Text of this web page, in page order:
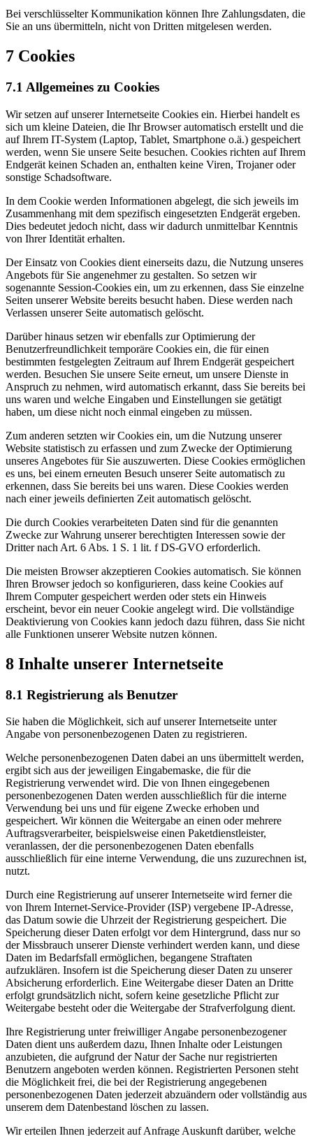
Bei verschlüsselter Kommunikation können Ihre Zahlungsdaten, die
Sie an uns übermitteln, nicht von Dritten mitgelesen werden.
7 Cookies
7.1 Allgemeines zu Cookies
Wir setzen auf unserer Internetseite Cookies ein. Hierbei handelt es
sich um kleine Dateien, die Ihr Browser automatisch erstellt und die
auf Ihrem IT-System (Laptop, Tablet, Smartphone o.ä.) gespeichert
werden, wenn Sie unsere Seite besuchen. Cookies richten auf Ihrem
Endgerät keinen Schaden an, enthalten keine Viren, Trojaner oder
sonstige Schadsoftware.
In dem Cookie werden Informationen abgelegt, die sich jeweils im
Zusammenhang mit dem spezifisch eingesetzten Endgerät ergeben.
Dies bedeutet jedoch nicht, dass wir dadurch unmittelbar Kenntnis
von Ihrer Identität erhalten.
Der Einsatz von Cookies dient einerseits dazu, die Nutzung unseres
Angebots für Sie angenehmer zu gestalten. So setzen wir
sogenannte Session-Cookies ein, um zu erkennen, dass Sie einzelne
Seiten unserer Website bereits besucht haben. Diese werden nach
Verlassen unserer Seite automatisch gelöscht.
Darüber hinaus setzen wir ebenfalls zur Optimierung der
Benutzerfreundlichkeit temporäre Cookies ein, die für einen
bestimmten festgelegten Zeitraum auf Ihrem Endgerät gespeichert
werden. Besuchen Sie unsere Seite erneut, um unsere Dienste in
Anspruch zu nehmen, wird automatisch erkannt, dass Sie bereits bei
uns waren und welche Eingaben und Einstellungen sie getätigt
haben, um diese nicht noch einmal eingeben zu müssen.
Zum anderen setzten wir Cookies ein, um die Nutzung unserer
Website statistisch zu erfassen und zum Zwecke der Optimierung
unseres Angebotes für Sie auszuwerten. Diese Cookies ermöglichen
es uns, bei einem erneuten Besuch unserer Seite automatisch zu
erkennen, dass Sie bereits bei uns waren. Diese Cookies werden
nach einer jeweils definierten Zeit automatisch gelöscht.
Die durch Cookies verarbeiteten Daten sind für die genannten
Zwecke zur Wahrung unserer berechtigten Interessen sowie der
Dritter nach Art. 6 Abs. 1 S. 1 lit. f DS-GVO erforderlich.
Die meisten Browser akzeptieren Cookies automatisch. Sie können
Ihren Browser jedoch so konfigurieren, dass keine Cookies auf
Ihrem Computer gespeichert werden oder stets ein Hinweis
erscheint, bevor ein neuer Cookie angelegt wird. Die vollständige
Deaktivierung von Cookies kann jedoch dazu führen, dass Sie nicht
alle Funktionen unserer Website nutzen können.
8 Inhalte unserer Internetseite
8.1 Registrierung als Benutzer
Sie haben die Möglichkeit, sich auf unserer Internetseite unter
Angabe von personenbezogenen Daten zu registrieren.
Welche personenbezogenen Daten dabei an uns übermittelt werden,
ergibt sich aus der jeweiligen Eingabemaske, die für die
Registrierung verwendet wird. Die von Ihnen eingegebenen
personenbezogenen Daten werden ausschließlich für die interne
Verwendung bei uns und für eigene Zwecke erhoben und
gespeichert. Wir können die Weitergabe an einen oder mehrere
Auftragsverarbeiter, beispielsweise einen Paketdienstleister,
veranlassen, der die personenbezogenen Daten ebenfalls
ausschließlich für eine interne Verwendung, die uns zuzurechnen ist,
nutzt.
Durch eine Registrierung auf unserer Internetseite wird ferner die
von Ihrem Internet-Service-Provider (ISP) vergebene IP-Adresse,
das Datum sowie die Uhrzeit der Registrierung gespeichert. Die
Speicherung dieser Daten erfolgt vor dem Hintergrund, dass nur so
der Missbrauch unserer Dienste verhindert werden kann, und diese
Daten im Bedarfsfall ermöglichen, begangene Straftaten
aufzuklären. Insofern ist die Speicherung dieser Daten zu unserer
Absicherung erforderlich. Eine Weitergabe dieser Daten an Dritte
erfolgt grundsätzlich nicht, sofern keine gesetzliche Pflicht zur
Weitergabe besteht oder die Weitergabe der Strafverfolgung dient.
Ihre Registrierung unter freiwilliger Angabe personenbezogener
Daten dient uns außerdem dazu, Ihnen Inhalte oder Leistungen
anzubieten, die aufgrund der Natur der Sache nur registrierten
Benutzern angeboten werden können. Registrierten Personen steht
die Möglichkeit frei, die bei der Registrierung angegebenen
personenbezogenen Daten jederzeit abzuändern oder vollständig aus
unserem dem Datenbestand löschen zu lassen.
Wir erteilen Ihnen jederzeit auf Anfrage Auskunft darüber, welche